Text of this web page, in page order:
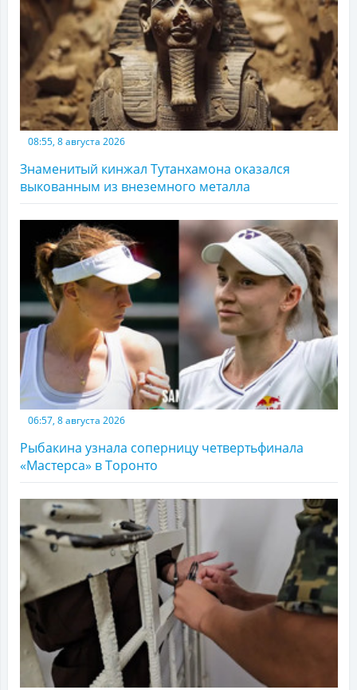
08:55, 8 августа 2026
Знаменитый кинжал Тутанхамона оказался
выкованным из внеземного металла
06:57, 8 августа 2026
Рыбакина узнала соперницу четвертьфинала
«Мастерса» в Торонто